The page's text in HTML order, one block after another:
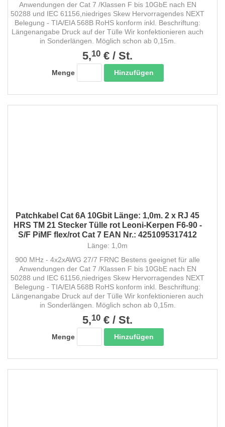
Anwendungen der Cat 7 /Klassen F bis 10GbE nach EN
50288 und IEC 61156,niedriges Skew Hervorragendes NEXT
Belegung - TIA/EIA 568B RoHS konform inkl. Beschriftung:
Längenangabe Druck auf der Tülle Wir konfektionieren auch
in Sonderlängen. Möglich schon ab 0,15m.
5,10 € / St.
Menge Hinzufügen
Patchkabel Cat 6A 10Gbit Länge: 1,0m. 2 x RJ 45
HRS TM 21 Stecker Tülle rot Leoni-Kerpen F6-90 -
S/F PiMF flex/rot Cat 7 EAN Nr.: 4251095317412
Länge: 1,0m
900 MHz - 4x2xAWG 27/7 FRNC Bestens geeignet für alle
Anwendungen der Cat 7 /Klassen F bis 10GbE nach EN
50288 und IEC 61156,niedriges Skew Hervorragendes NEXT
Belegung - TIA/EIA 568B RoHS konform inkl. Beschriftung:
Längenangabe Druck auf der Tülle Wir konfektionieren auch
in Sonderlängen. Möglich schon ab 0,15m.
5,10 € / St.
Menge Hinzufügen